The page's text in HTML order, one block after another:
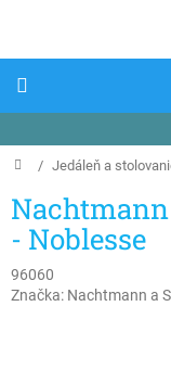
Domov
/ Jedáleň a
Nachtmann
- Noblesse
96060
Značka: Nachtmann a